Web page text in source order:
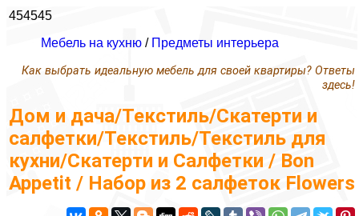
454545
Мебель на кухню / Предметы интерьера
Как выбрать идеальную мебель для своей квартиры? Ответы
здесь!
Дом и дача/Текстиль/Скатерти и
салфетки/Текстиль/Текстиль для
кухни/Скатерти и Салфетки / Bon
Appetit / Набор из 2 салфеток Flowers